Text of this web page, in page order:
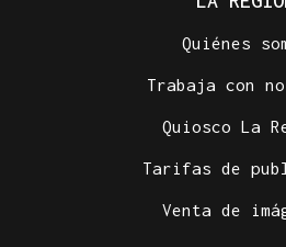
Quiénes
Trabaja con
Quiosco La
Tarifas de
Venta de